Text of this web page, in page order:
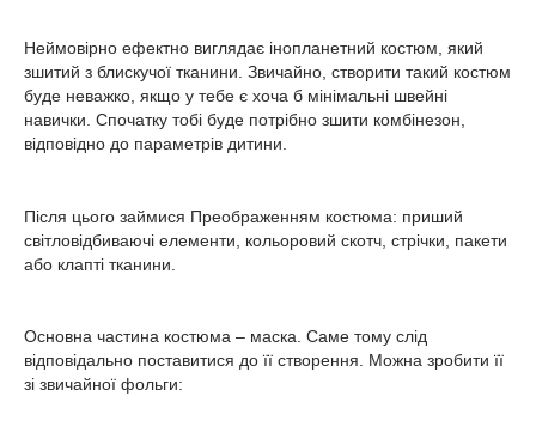
Неймовірно ефектно виглядає інопланетний костюм, який
зшитий з блискучої тканини. Звичайно, створити такий костюм
буде неважко, якщо у тебе є хоча б мінімальні швейні
навички. Спочатку тобі буде потрібно зшити комбінезон,
відповідно до параметрів дитини.
Після цього займися Преображенням костюма: приший
світловідбиваючі елементи, кольоровий скотч, стрічки, пакети
або клапті тканини.
Основна частина костюма – маска. Саме тому слід
відповідально поставитися до її створення. Можна зробити її
зі звичайної фольги: